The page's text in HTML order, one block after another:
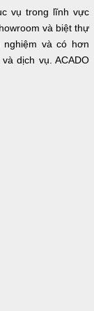
vụ trong lĩnh vực
và biệt thự
nghiệm và có hơn
dịch vụ. ACADO